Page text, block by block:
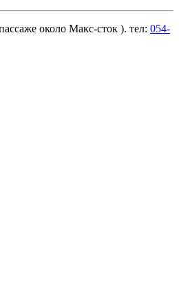
около Макс-сток ). тел: 054-